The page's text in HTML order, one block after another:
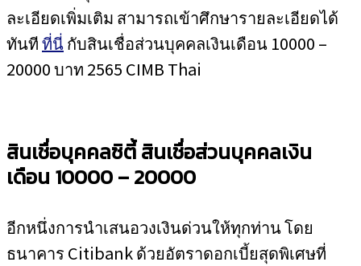
ละเอียดเพิ่มเติม สามารถเข้าศึกษารายละเอียดได้
ทันทีที่นี่กับสินเชื่อส่วนบุคคลเงินเดือน 10000 –
20000 บาท 2565 CIMB Thai
สินเชื่อบุคคลซิตี้ สินเชื่อส่วนบุคคลเงิน
เดือน 10000 – 20000
อีกหนึ่งการนำเสนอวงเงินด่วนให้ทุกท่าน โดย
ธนาคาร Citibank ด้วยอัตราดอกเบี้ยสุดพิเศษที่